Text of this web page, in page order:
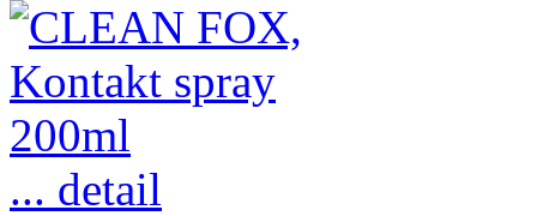
... detail